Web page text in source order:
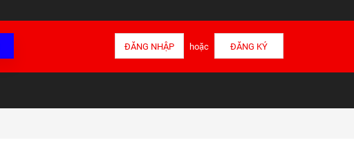
ĐĂNG NHẬP hoặc ĐĂNG KÝ